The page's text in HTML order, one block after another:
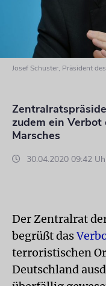
Josef Schuster, Präsident
zudem ein
Marsches
30.04.2020 09:42
Der Zentralrat
begrüßt das
terroristischen
Deutschland